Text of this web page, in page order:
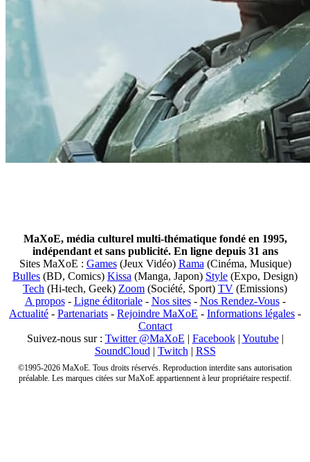
MaXoE, média culturel multi-thématique fondé en 1995,
indépendant et sans publicité. En ligne depuis 31 ans
Sites MaXoE : Games(Jeux Vidéo) Rama (Cinéma, Musique)
Bulles (BD, Comics) Kissa (Manga, Japon) Style (Expo, Design)
Tech (Hi-tech, Geek) Zoom (Société, Sport) TV (Emissions)
A propos- Ligne éditoriale- Nos sites- Nos Rendez-Vous-
Actualité - Partenariats - Rejoindre MaXoE - Informations légales -
Contact
Suivez-nous sur : Twitter @MaXoE | Facebook| Youtube|
SoundCloud | Twitch | RSS
©1995-2026 MaXoE. Tous droits réservés. Reproduction interdite sans autorisation
préalable. Les marques citées sur MaXoE appartiennent à leur propriétaire respectif.